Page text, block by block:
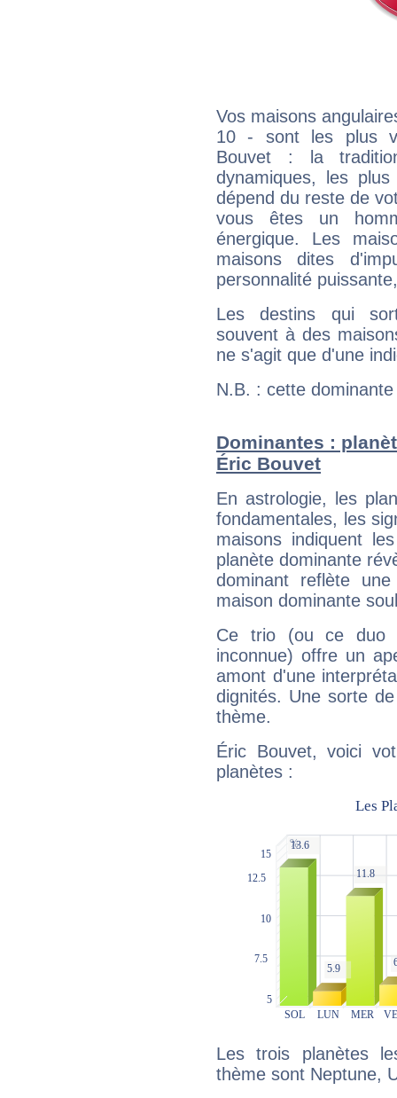
Vos maisons
10 - sont les plus
Bouvet : la
dynamiques, les
dépend du reste de
vous êtes un
énergique. Les
maisons dites
personnalité
Les destins qui
souvent à des
ne s'agit que d'une
N.B. : cette
Dominantes :
Éric Bouvet
En astrologie, les
fondamentales, les
maisons indiquent
planète dominante
dominant reflète
maison dominante
Ce trio (ou ce duo
inconnue) offre un
amont d'une
dignités. Une sorte
thème.
Éric Bouvet, voici
planètes :
Les trois planètes
thème sont Neptune,